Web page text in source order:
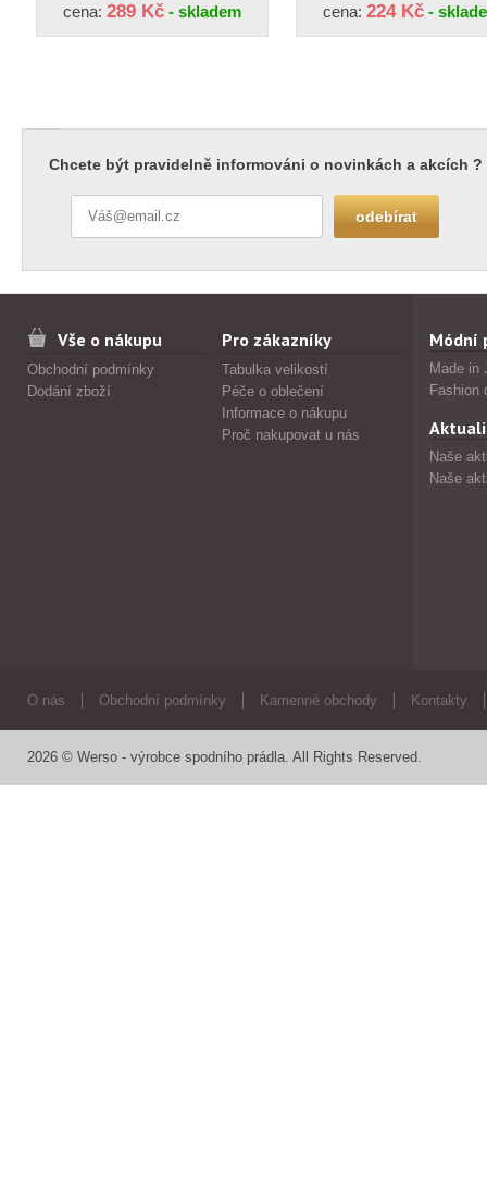
cena: 289 Kč - skladem cena: 224 Kč -
Chcete být pravidelně informováni o novinkách a akcích ?
Vše o nákupu
Obchodní podmínky
Dodání zboží
Pro zákazníky
Tabulka velikostí
Péče o oblečení
Informace o nákupu
Proč nakupovat u nás
Módní
Made in
Fashion
Naše
Naše
O nás Obchodní podmínky Kamenné obchody Kontakty
2026 © Werso - výrobce spodního prádla. All Rights Reserved.